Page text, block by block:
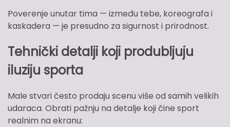
Poverenje unutar tima — između tebe, koreografa i
kaskadera — je presudno za sigurnost i prirodnost.
Tehnički detalji koji produbljuju
iluziju sporta
Male stvari često prodaju scenu više od samih velikih
udaraca. Obrati pažnju na detalje koji čine sport
realnim na ekranu: